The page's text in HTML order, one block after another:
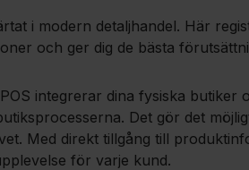
i modern detaljhandel. Här
och ger dig de bästa
integrerar dina fysiska
Det gör det
Med direkt tillgång till
för varje kund.